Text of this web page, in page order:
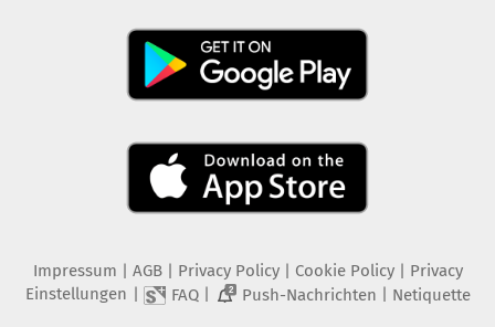
Impressum AGB Privacy Policy| Cookie Policy| Privacy
Einstellungen
FAQ| 2 Push-Nachrichten Netiquette